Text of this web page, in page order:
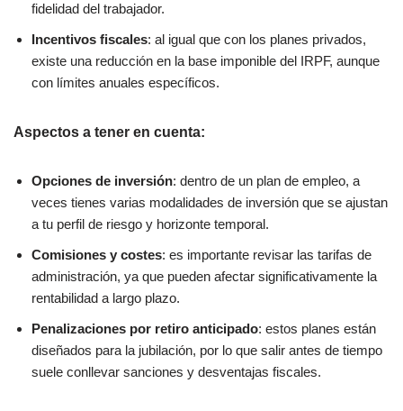
fidelidad del trabajador.
Incentivos fiscales: al igual que con los planes privados,
existe una reducción en la base imponible del IRPF, aunque
con límites anuales específicos.
Aspectos a tener en cuenta:
Opciones de inversión: dentro de un plan de empleo, a
veces tienes varias modalidades de inversión que se ajustan
a tu perfil de riesgo y horizonte temporal.
Comisiones y costes: es importante revisar las tarifas de
administración, ya que pueden afectar significativamente la
rentabilidad a largo plazo.
Penalizaciones por retiro anticipado: estos planes están
diseñados para la jubilación, por lo que salir antes de tiempo
suele conllevar sanciones y desventajas fiscales.